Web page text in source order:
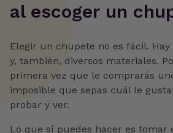
al escoger un
Elegir un chupete no es fácil.
y, también, diversos materiales.
primera vez que le comprarás
imposible que sepas cuál le
probar y ver.
Lo que sí puedes hacer es tomar